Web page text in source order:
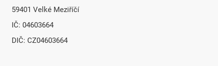
59401 Velké Meziříčí
IČ: 04603664
DIČ: CZ04603664